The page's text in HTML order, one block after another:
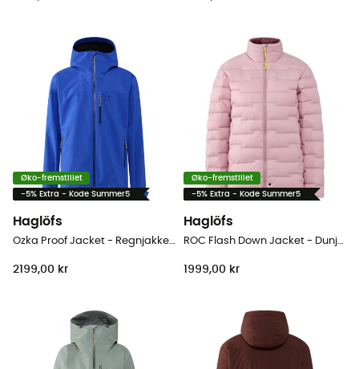
Øko-fremstillet
-5% Extra - Kode Summer5
Haglöfs
Ozka Proof Jacket - Regnjakke - Herrer
2199,00 kr
Øko-fremstillet
-5% Extra - Kode Summer5
Haglöfs
ROC Flash Down Jacket - Dunjakke - Damer
1999,00 kr